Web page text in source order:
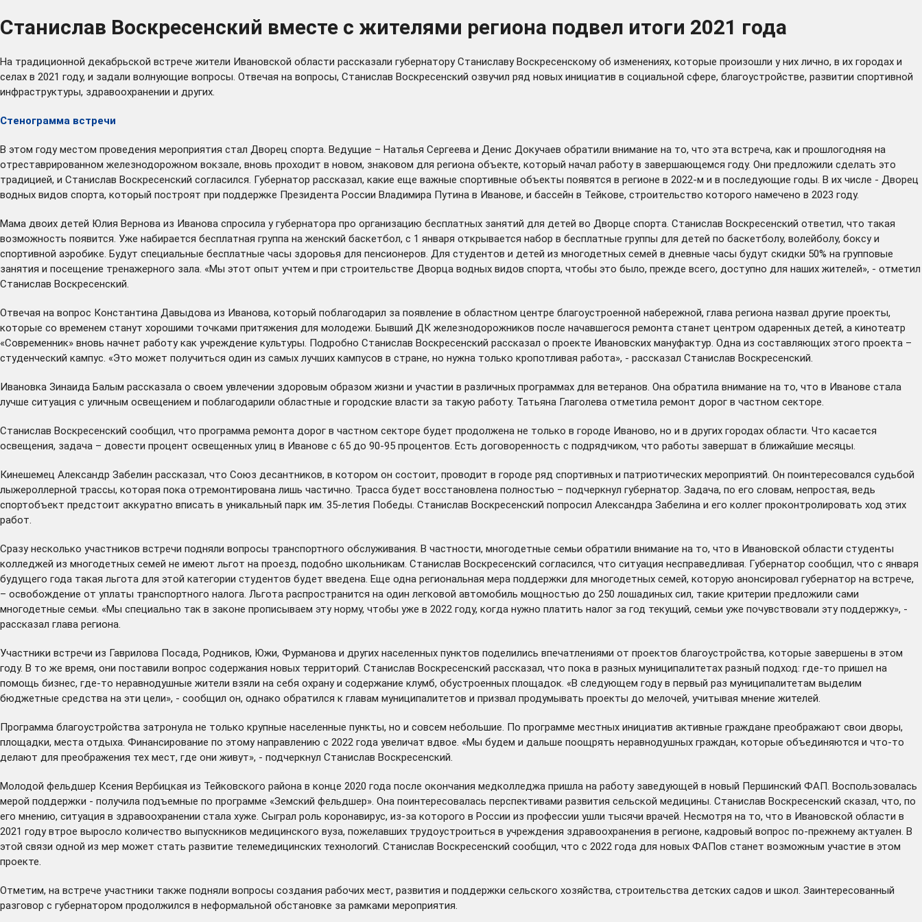
Станислав Воскресенский вместе с жителями региона подвел итоги 2021 года
На традиционной декабрьской встрече жители Ивановской области рассказали губернатору Станиславу Воскресенскому об изменениях, которые произошли у них лично, в их городах и
селах в 2021 году, и задали волнующие вопросы. Отвечая на вопросы, Станислав Воскресенский озвучил ряд новых инициатив в социальной сфере, благоустройстве, развитии спортивной
инфраструктуры, здравоохранении и других.
Стенограмма встречи
В этом году местом проведения мероприятия стал Дворец спорта. Ведущие – Наталья Сергеева и Денис Докучаев обратили внимание на то, что эта встреча, как и прошлогодняя на
отреставрированном железнодорожном вокзале, вновь проходит в новом, знаковом для региона объекте, который начал работу в завершающемся году. Они предложили сделать это
традицией, и Станислав Воскресенский согласился. Губернатор рассказал, какие еще важные спортивные объекты появятся в регионе в 2022-м и в последующие годы. В их числе - Дворец
водных видов спорта, который построят при поддержке Президента России Владимира Путина в Иванове, и бассейн в Тейкове, строительство которого намечено в 2023 году.
Мама двоих детей Юлия Вернова из Иванова спросила у губернатора про организацию бесплатных занятий для детей во Дворце спорта. Станислав Воскресенский ответил, что такая
возможность появится. Уже набирается бесплатная группа на женский баскетбол, с 1 января открывается набор в бесплатные группы для детей по баскетболу, волейболу, боксу и
спортивной аэробике. Будут специальные бесплатные часы здоровья для пенсионеров. Для студентов и детей из многодетных семей в дневные часы будут скидки 50% на групповые
занятия и посещение тренажерного зала. «Мы этот опыт учтем и при строительстве Дворца водных видов спорта, чтобы это было, прежде всего, доступно для наших жителей», - отметил
Станислав Воскресенский.
Отвечая на вопрос Константина Давыдова из Иванова, который поблагодарил за появление в областном центре благоустроенной набережной, глава региона назвал другие проекты,
которые со временем станут хорошими точками притяжения для молодежи. Бывший ДК железнодорожников после начавшегося ремонта станет центром одаренных детей, а кинотеатр
«Современник» вновь начнет работу как учреждение культуры. Подробно Станислав Воскресенский рассказал о проекте Ивановских мануфактур. Одна из составляющих этого проекта –
студенческий кампус. «Это может получиться один из самых лучших кампусов в стране, но нужна только кропотливая работа», - рассказал Станислав Воскресенский.
Ивановка Зинаида Балым рассказала о своем увлечении здоровым образом жизни и участии в различных программах для ветеранов. Она обратила внимание на то, что в Иванове стала
лучше ситуация с уличным освещением и поблагодарили областные и городские власти за такую работу. Татьяна Глаголева отметила ремонт дорог в частном секторе.
Станислав Воскресенский сообщил, что программа ремонта дорог в частном секторе будет продолжена не только в городе Иваново, но и в других городах области. Что касается
освещения, задача – довести процент освещенных улиц в Иванове с 65 до 90-95 процентов. Есть договоренность с подрядчиком, что работы завершат в ближайшие месяцы.
Кинешемец Александр Забелин рассказал, что Союз десантников, в котором он состоит, проводит в городе ряд спортивных и патриотических мероприятий. Он поинтересовался судьбой
лыжероллерной трассы, которая пока отремонтирована лишь частично. Трасса будет восстановлена полностью – подчеркнул губернатор. Задача, по его словам, непростая, ведь
спортобъект предстоит аккуратно вписать в уникальный парк им. 35-летия Победы. Станислав Воскресенский попросил Александра Забелина и его коллег проконтролировать ход этих
работ.
Сразу несколько участников встречи подняли вопросы транспортного обслуживания. В частности, многодетные семьи обратили внимание на то, что в Ивановской области студенты
колледжей из многодетных семей не имеют льгот на проезд, подобно школьникам. Станислав Воскресенский согласился, что ситуация несправедливая. Губернатор сообщил, что с января
будущего года такая льгота для этой категории студентов будет введена. Еще одна региональная мера поддержки для многодетных семей, которую анонсировал губернатор на встрече,
– освобождение от уплаты транспортного налога. Льгота распространится на один легковой автомобиль мощностью до 250 лошадиных сил, такие критерии предложили сами
многодетные семьи. «Мы специально так в законе прописываем эту норму, чтобы уже в 2022 году, когда нужно платить налог за год текущий, семьи уже почувствовали эту поддержку», -
рассказал глава региона.
Участники встречи из Гаврилова Посада, Родников, Южи, Фурманова и других населенных пунктов поделились впечатлениями от проектов благоустройства, которые завершены в этом
году. В то же время, они поставили вопрос содержания новых территорий. Станислав Воскресенский рассказал, что пока в разных муниципалитетах разный подход: где-то пришел на
помощь бизнес, где-то неравнодушные жители взяли на себя охрану и содержание клумб, обустроенных площадок. «В следующем году в первый раз муниципалитетам выделим
бюджетные средства на эти цели», - сообщил он, однако обратился к главам муниципалитетов и призвал продумывать проекты до мелочей, учитывая мнение жителей.
Программа благоустройства затронула не только крупные населенные пункты, но и совсем небольшие. По программе местных инициатив активные граждане преображают свои дворы,
площадки, места отдыха. Финансирование по этому направлению с 2022 года увеличат вдвое. «Мы будем и дальше поощрять неравнодушных граждан, которые объединяются и что-то
делают для преображения тех мест, где они живут», - подчеркнул Станислав Воскресенский.
Молодой фельдшер Ксения Вербицкая из Тейковского района в конце 2020 года после окончания медколледжа пришла на работу заведующей в новый Першинский ФАП. Воспользовалась
мерой поддержки - получила подъемные по программе «Земский фельдшер». Она поинтересовалась перспективами развития сельской медицины. Станислав Воскресенский сказал, что, по
его мнению, ситуация в здравоохранении стала хуже. Сыграл роль коронавирус, из-за которого в России из профессии ушли тысячи врачей. Несмотря на то, что в Ивановской области в
2021 году втрое выросло количество выпускников медицинского вуза, пожелавших трудоустроиться в учреждения здравоохранения в регионе, кадровый вопрос по-прежнему актуален. В
этой связи одной из мер может стать развитие телемедицинских технологий. Станислав Воскресенский сообщил, что с 2022 года для новых ФАПов станет возможным участие в этом
проекте.
Отметим, на встрече участники также подняли вопросы создания рабочих мест, развития и поддержки сельского хозяйства, строительства детских садов и школ. Заинтересованный
разговор с губернатором продолжился в неформальной обстановке за рамками мероприятия.